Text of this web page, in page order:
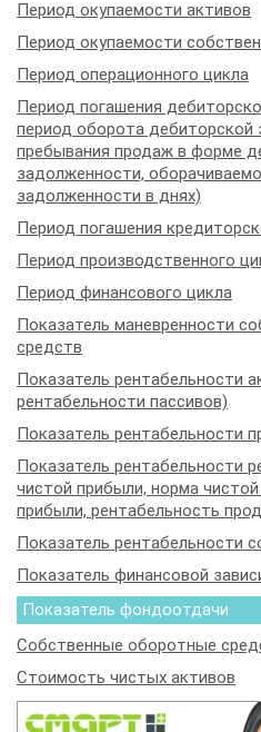
Период окупаемости активов
Период окупаемости
Период операционного цикла
Период погашения
период оборота дебиторской
пребывания продаж в форме
задолженности,
задолженности в днях)
Период погашения
Период производственного
Период финансового цикла
Показатель маневренности
средств
Показатель рентабельности
рентабельности пассивов)
Показатель рентабельности
Показатель рентабельности
чистой прибыли, норма
прибыли, рентабельность
Показатель рентабельности
Показатель финансовой
Показатель фондоотдачи
Собственные оборотные
Стоимость чистых активов